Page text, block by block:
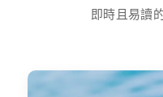
即時且易讀